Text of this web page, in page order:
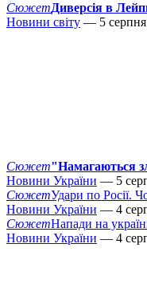
СюжетДиверсія в
Новини світу — 5 серпня
Сюжет"Намагаються
Новини України — 5
СюжетУдари по Росії.
Новини України — 4
СюжетНапади на
Новини України — 4